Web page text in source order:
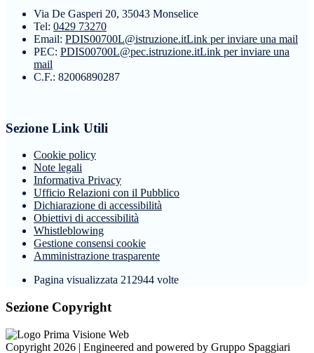
Via De Gasperi 20, 35043 Monselice
Tel: 0429 73270
Email: PDIS00700L@istruzione.itLink per inviare una mail
PEC: PDIS00700L@pec.istruzione.itLink per inviare una
mail
C.F.: 82006890287
Sezione Link Utili
Cookie policy
Note legali
Informativa Privacy
Ufficio Relazioni con il Pubblico
Dichiarazione di accessibilità
Obiettivi di accessibilità
Whistleblowing
Gestione consensi cookie
Amministrazione trasparente
Pagina visualizzata 212944 volte
Sezione Copyright
Copyright 2026 | Engineered and powered by Gruppo Spaggiari